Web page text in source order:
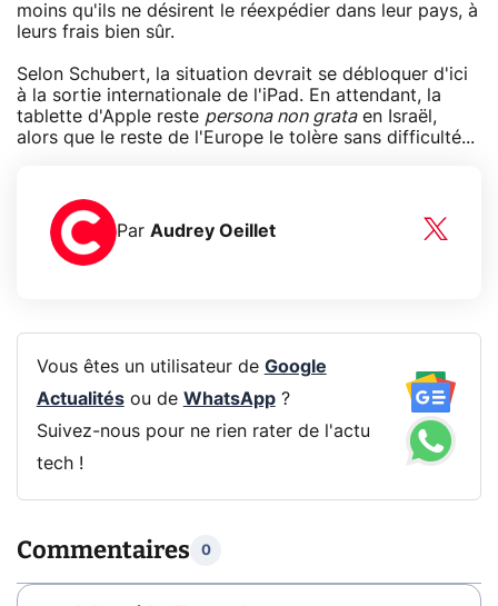
moins qu'ils ne désirent le réexpédier dans leur pays, à
leurs frais bien sûr.
Selon Schubert, la situation devrait se débloquer d'ici
à la sortie internationale de l'iPad. En attendant, la
tablette d'Apple reste persona non grataen Israël,
alors que le reste de l'Europe le tolère sans difficulté...
Par Audrey Oeillet
Vous êtes un utilisateur de Google
Actualitésou de WhatsApp?
Suivez-nous pour ne rien rater de l'actu
tech !
Commentaires 0